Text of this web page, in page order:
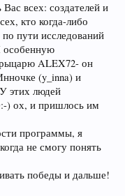
всех: создателей и
кто когда-либо
пути исследований
ALEX72- он
(y_inna) и
этих людей
) ох, и пришлось им
программы, я
не смогу понять
победы и дальше!